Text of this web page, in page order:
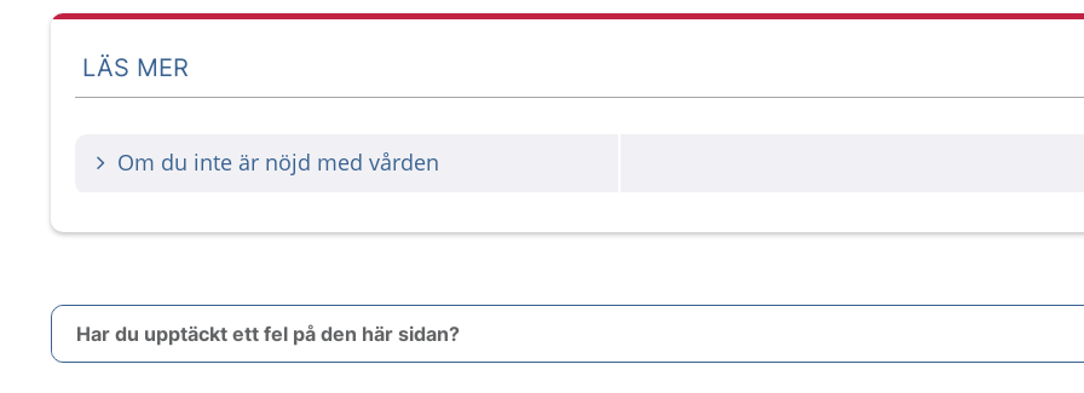
LÄS MER
Om du inte är nöjd med vården
Har du upptäckt ett fel på den här sidan?